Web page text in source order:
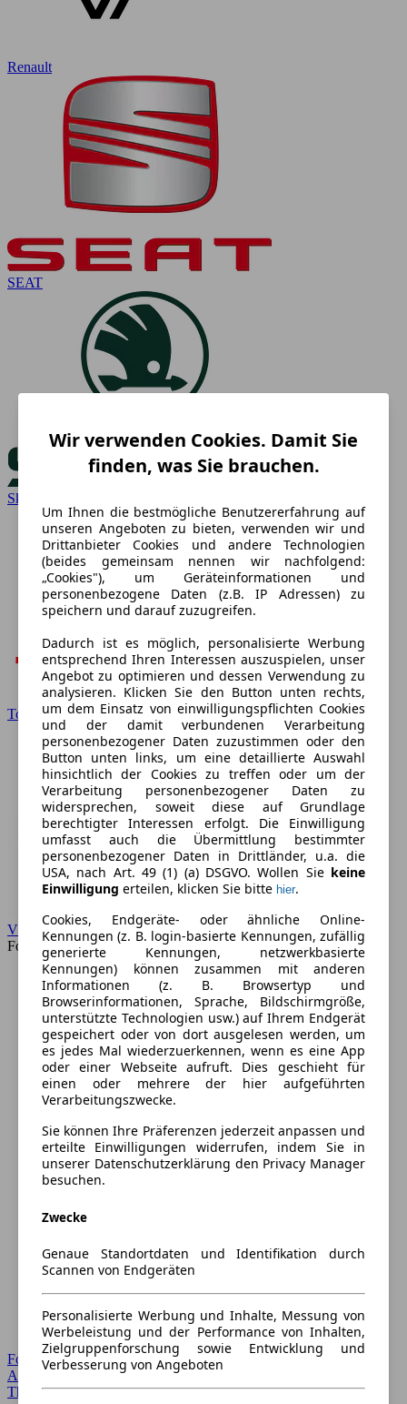
Renault
SEAT
Skoda
Toyota
VW
Forum
Forum Startseite
Alle Auto-Foren
Themen-Forum
Wir verwenden Cookies. Damit Sie
finden, was Sie brauchen.
Um Ihnen die bestmögliche Benutzererfahrung auf
unseren Angeboten zu bieten, verwenden wir und
Drittanbieter Cookies und andere Technologien
(beides gemeinsam nennen wir nachfolgend:
„Cookies"), um Geräteinformationen und
personenbezogene Daten (z.B. IP Adressen) zu
speichern und darauf zuzugreifen.
Dadurch ist es möglich, personalisierte Werbung
entsprechend Ihren Interessen auszuspielen, unser
Angebot zu optimieren und dessen Verwendung zu
analysieren. Klicken Sie den Button unten rechts,
um dem Einsatz von einwilligungspflichten Cookies
und der damit verbundenen Verarbeitung
personenbezogener Daten zuzustimmen oder den
Button unten links, um eine detaillierte Auswahl
hinsichtlich der Cookies zu treffen oder um der
Verarbeitung personenbezogener Daten zu
widersprechen, soweit diese auf Grundlage
berechtigter Interessen erfolgt. Die Einwilligung
umfasst auch die Übermittlung bestimmter
personenbezogener Daten in Drittländer, u.a. die
USA, nach Art. 49 (1) (a) DSGVO. Wollen Sie keine
Einwilligung erteilen, klicken Sie bitte hier.
Cookies, Endgeräte- oder ähnliche Online-
Kennungen (z. B. login-basierte Kennungen, zufällig
generierte Kennungen, netzwerkbasierte
Kennungen) können zusammen mit anderen
Informationen (z. B. Browsertyp und
Browserinformationen, Sprache, Bildschirmgröße,
unterstützte Technologien usw.) auf Ihrem Endgerät
gespeichert oder von dort ausgelesen werden, um
es jedes Mal wiederzuerkennen, wenn es eine App
oder einer Webseite aufruft. Dies geschieht für
einen oder mehrere der hier aufgeführten
Verarbeitungszwecke.
Sie können Ihre Präferenzen jederzeit anpassen und
erteilte Einwilligungen widerrufen, indem Sie in
unserer Datenschutzerklärung den Privacy Manager
besuchen.
Zwecke
Genaue Standortdaten und Identifikation durch
Scannen von Endgeräten
Personalisierte Werbung und Inhalte, Messung von
Werbeleistung und der Performance von Inhalten,
Zielgruppenforschung sowie Entwicklung und
Verbesserung von Angeboten